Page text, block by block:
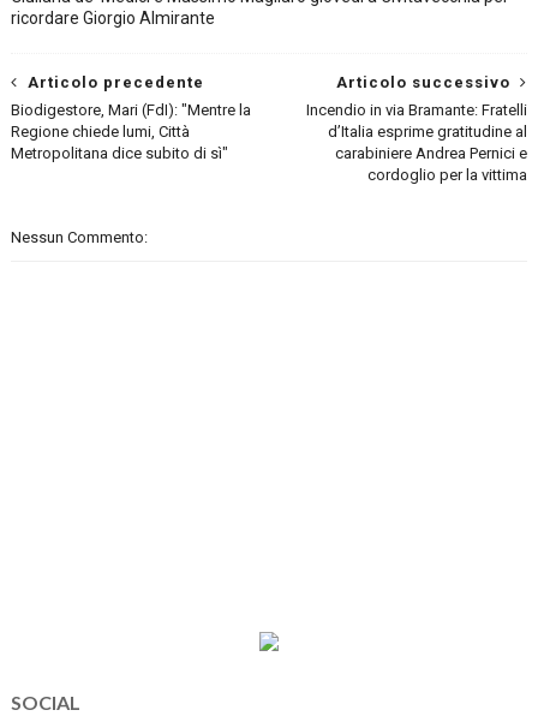
ricordare Giorgio Almirante
Articolo successivo
Incendio in via Bramante: Fratelli
d’Italia esprime gratitudine al
carabiniere Andrea Pernici e
cordoglio per la vittima
Articolo precedente
Biodigestore, Mari (FdI): "Mentre la
Regione chiede lumi, Città
Metropolitana dice subito di sì"
Nessun Commento:
SOCIAL